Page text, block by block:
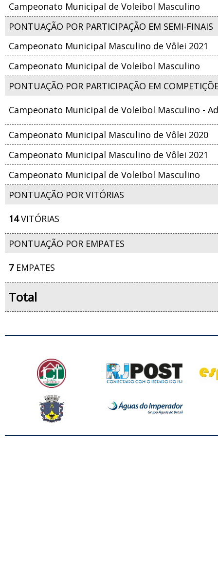
Campeonato Municipal de Voleibol Masculino
PONTUAÇÃO POR PARTICIPAÇÃO EM SEMI-FINAIS
Campeonato Municipal Masculino de Vôlei 2021
Campeonato Municipal de Voleibol Masculino
PONTUAÇÃO POR PARTICIPAÇÃO EM
Campeonato Municipal de Voleibol Masculino -
Campeonato Municipal Masculino de Vôlei 2020
Campeonato Municipal Masculino de Vôlei 2021
Campeonato Municipal de Voleibol Masculino
PONTUAÇÃO POR VITÓRIAS
14VITÓRIAS
PONTUAÇÃO POR EMPATES
7EMPATES
Total